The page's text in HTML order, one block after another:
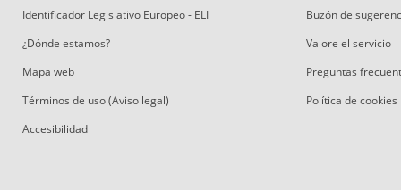
Identificador Legislativo Europeo - ELI
¿Dónde estamos?
Mapa web
Términos de uso (Aviso legal)
Accesibilidad
Buzón de
Valore el servicio
Preguntas
Política de cookies